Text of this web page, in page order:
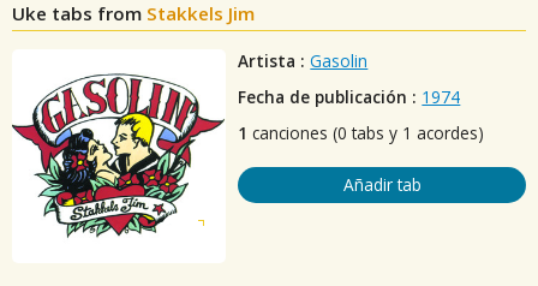
Uke tabs from Stakkels Jim
Artista : Gasolin
Fecha de publicación : 1974
1 canciones (0 tabs y 1 acordes)
Añadir tab